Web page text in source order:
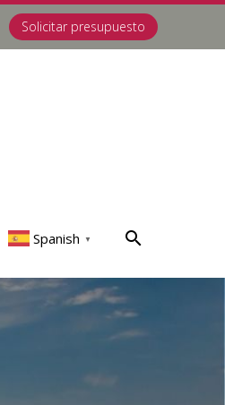
Solicitar presupuesto
Spanish ▼